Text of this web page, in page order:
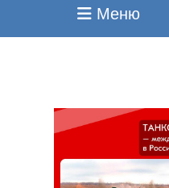
Меню